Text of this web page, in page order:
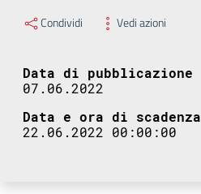
Condividi Vedi azioni
Data di pubblicazione
07.06.2022
Data e ora di scadenza
22.06.2022 00:00:00